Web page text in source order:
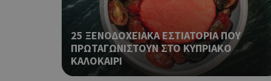
25 ΞΕΝΟΔΟΧΕΙΑΚΑ ΕΣΤΙΑΤΟΡΙΑ ΠΟΥ
ΠΡΩΤΑΓΩΝΙΣΤΟΥΝ ΣΤΟ ΚΥΠΡΙΑΚΟ
ΚΑΛΟΚΑΙΡΙ